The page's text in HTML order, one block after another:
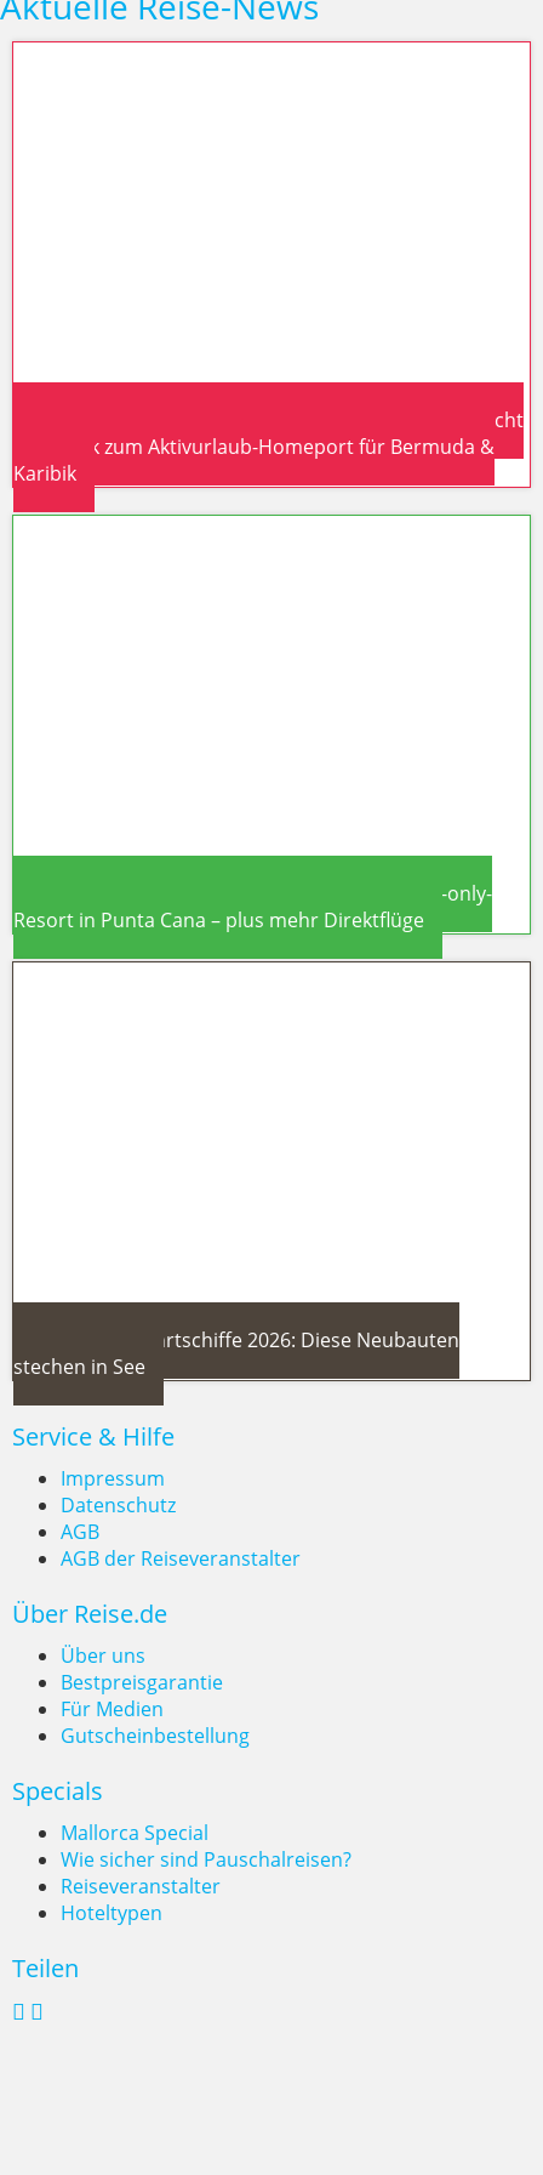
Norwegian Aqua 2026: Neues Prima-Plus-Schiff macht
New York zum Aktivurlaub-Homeport für Bermuda &
Karibik
Dominikanische Republik 2026: Neues Adults-only-
Resort in Punta Cana – plus mehr Direktflüge
Neue Kreuzfahrtschiffe 2026: Diese
Neubauten stechen in See
Neue Kreuzfahrtschiffe 2026: Diese Neubauten
stechen in See
Service & Hilfe
Impressum
Datenschutz
AGB
AGB der Reiseveranstalter
Über Reise.de
Über uns
Bestpreisgarantie
Für Medien
Gutscheinbestellung
Specials
Mallorca Special
Wie sicher sind Pauschalreisen?
Reiseveranstalter
Hoteltypen
Teilen